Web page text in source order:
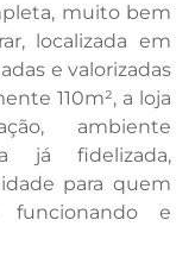
muito bem
localizada em
e valorizadas
110m², a loja
ambiente
já fidelizada,
para quem
funcionando e